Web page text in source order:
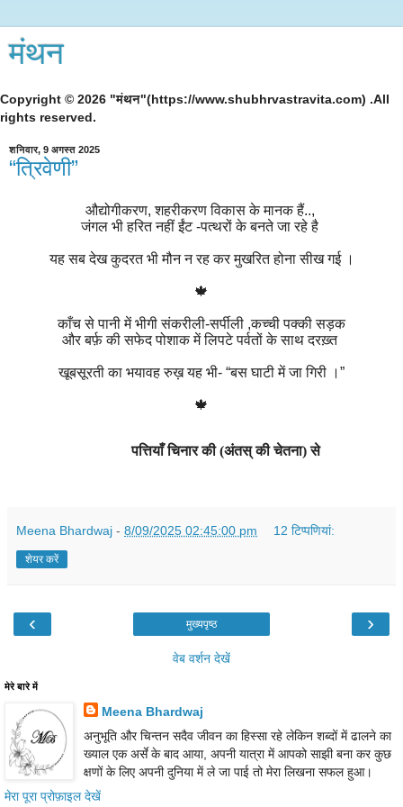
मंथन
Copyright © 2026 "मंथन"(https://www.shubhrvastravita.com) .All
rights reserved.
शनिवार, 9 अगस्त 2025
“त्रिवेणी”
औद्योगीकरण, शहरीकरण विकास के मानक हैं..,
जंगल भी हरित नहीं ईंट -पत्थरों के बनते जा रहे है
यह सब देख कुदरत भी मौन न रह कर मुखरित होना सीख गई ।
🍁
काँच से पानी में भीगी संकरीली-सर्पीली ,कच्ची पक्की सड़क
और बर्फ़ की सफेद पोशाक में लिपटे पर्वतों के साथ दरख़्त
खूबसूरती का भयावह रुख़ यह भी- “बस घाटी में जा गिरी ।”
🍁
पत्तियाँ चिनार की (अंतस् की चेतना) से
Meena Bhardwaj - 8/09/2025 02:45:00 pm 12 टिप्‍पणियां:
शेयर करें
‹ ›
मुख्यपृष्ठ
वेब वर्शन देखें
मेरे बारे में
Meena Bhardwaj
अनुभूति और चिन्तन सदैव जीवन का हिस्सा रहे लेकिन शब्दों में ढालने का
ख्याल एक अर्से के बाद आया, अपनी यात्रा में आपको साझी बना कर कुछ
क्षणों के लिए अपनी दुनिया में ले जा पाई तो मेरा लिखना सफल हुआ।
मेरा पूरा प्रोफ़ाइल देखें